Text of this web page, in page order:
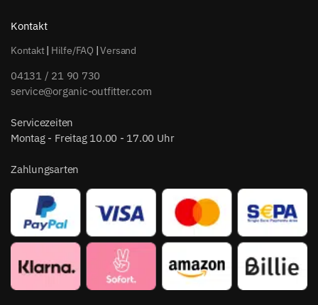
Kontakt
Kontakt| Hilfe/FAQ |Versand
04131 / 21 90 730
service@organic-outfitter.com
Servicezeiten
Montag - Freitag 10.00 - 17.00 Uhr
Zahlungsarten